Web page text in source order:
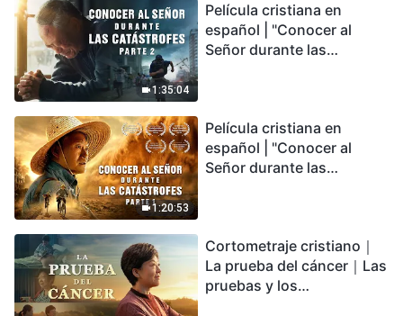
1:35:04
Película cristiana en
español | "Conocer al
Señor durante las
podemos sobrevivir?
1:20:53
Película cristiana en
español | "Conocer al
Señor durante las
encontrarás refugio?
Cortometraje cristiano｜
La prueba del cáncer｜Las
pruebas y los